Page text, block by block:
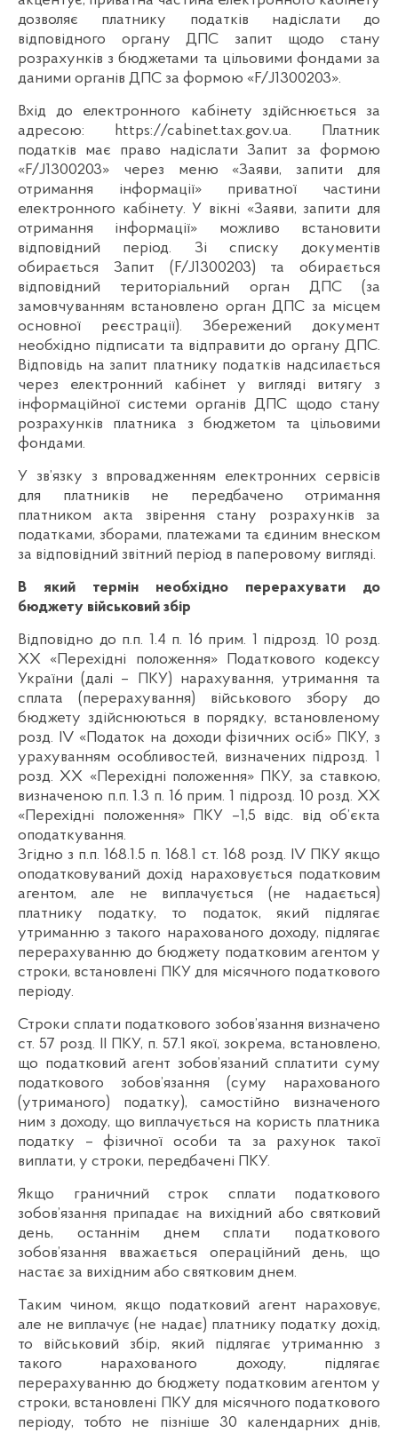
дозволяє платнику податків надіслати до
відповідного органу ДПС запит щодо стану
розрахунків з бюджетами та цільовими фондами за
даними органів ДПС за формою «F/J1300203».
Вхід до електронного кабінету здійснюється за
адресою: https://cabinet.tax.gov.ua. Платник
податків має право надіслати Запит за формою
«F/J1300203» через меню «Заяви, запити для
отримання інформації» приватної частини
електронного кабінету. У вікні «Заяви, запити для
отримання інформації» можливо встановити
відповідний період. Зі списку документів
обирається Запит (F/J1300203) та обирається
відповідний територіальний орган ДПС (за
замовчуванням встановлено орган ДПС за місцем
основної реєстрації). Збережений документ
необхідно підписати та відправити до органу ДПС.
Відповідь на запит платнику податків надсилається
через електронний кабінет у вигляді витягу з
інформаційної системи органів ДПС щодо стану
розрахунків платника з бюджетом та цільовими
фондами.
У зв’язку з впровадженням електронних сервісів
для платників не передбачено отримання
платником акта звірення стану розрахунків за
податками, зборами, платежами та єдиним внеском
за відповідний звітний період в паперовому вигляді.
В який термін необхідно перерахувати до
бюджету військовий збір
Відповідно до п.п. 1.4 п. 16 прим. 1 підрозд. 10 розд.
XX «Перехідні положення» Податкового кодексу
України (далі – ПКУ) нарахування, утримання та
сплата (перерахування) військового збору до
бюджету здійснюються в порядку, встановленому
розд. IV «Податок на доходи фізичних осіб» ПКУ, з
урахуванням особливостей, визначених підрозд. 1
розд. XX «Перехідні положення» ПКУ, за ставкою,
визначеною п.п. 1.3 п. 16 прим. 1 підрозд. 10 розд. XX
«Перехідні положення» ПКУ –1,5 відс. від об’єкта
оподаткування.
Згідно з п.п. 168.1.5 п. 168.1 ст. 168 розд. IV ПКУ якщо
оподатковуваний дохід нараховується податковим
агентом, але не виплачується (не надається)
платнику податку, то податок, який підлягає
утриманню з такого нарахованого доходу, підлягає
перерахуванню до бюджету податковим агентом у
строки, встановлені ПКУ для місячного податкового
періоду.
Строки сплати податкового зобов’язання визначено
ст. 57 розд. ІІ ПКУ, п. 57.1 якої, зокрема, встановлено,
що податковий агент зобов’язаний сплатити суму
податкового зобов’язання (суму нарахованого
(утриманого) податку), самостійно визначеного
ним з доходу, що виплачується на користь платника
податку – фізичної особи та за рахунок такої
виплати, у строки, передбачені ПКУ.
Якщо граничний строк сплати податкового
зобов’язання припадає на вихідний або святковий
день, останнім днем сплати податкового
зобов’язання вважається операційний день, що
настає за вихідним або святковим днем.
Таким чином, якщо податковий агент нараховує,
але не виплачує (не надає) платнику податку дохід,
то військовий збір, який підлягає утриманню з
такого нарахованого доходу, підлягає
перерахуванню до бюджету податковим агентом у
строки, встановлені ПКУ для місячного податкового
періоду, тобто не пізніше 30 календарних днів,